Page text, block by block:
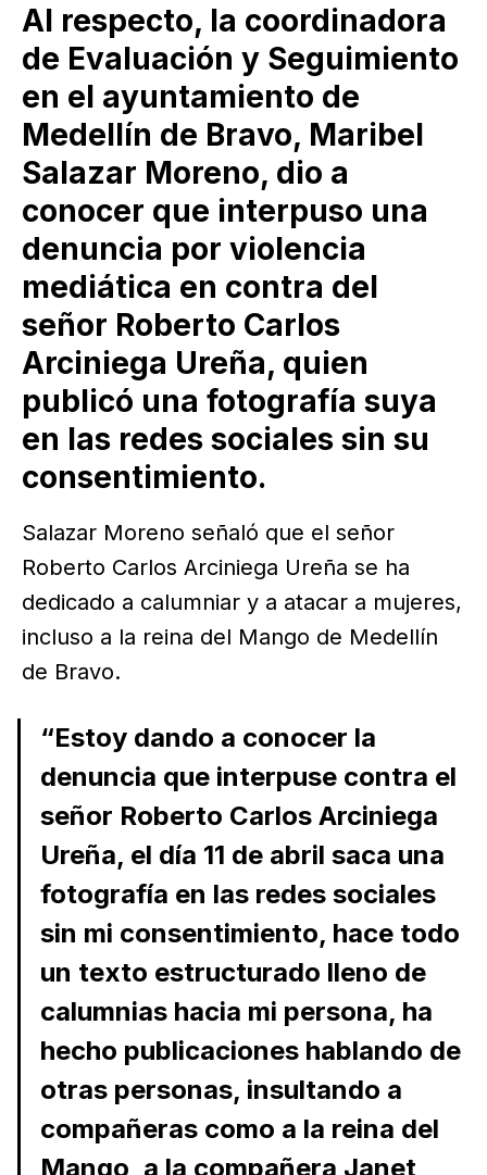
Al respecto, la coordinadora
de Evaluación y Seguimiento
en el ayuntamiento de
Medellín de Bravo, Maribel
Salazar Moreno, dio a
conocer que interpuso una
denuncia por violencia
mediática en contra del
señor Roberto Carlos
Arciniega Ureña, quien
publicó una fotografía suya
en las redes sociales sin su
consentimiento.
Salazar Moreno señaló que el señor
Roberto Carlos Arciniega Ureña se ha
dedicado a calumniar y a atacar a mujeres,
incluso a la reina del Mango de Medellín
de Bravo.
“Estoy dando a conocer la
denuncia que interpuse contra el
señor Roberto Carlos Arciniega
Ureña, el día 11 de abril saca una
fotografía en las redes sociales
sin mi consentimiento, hace todo
un texto estructurado lleno de
calumnias hacia mi persona, ha
hecho publicaciones hablando de
otras personas, insultando a
compañeras como a la reina del
Mango, a la compañera Janet,